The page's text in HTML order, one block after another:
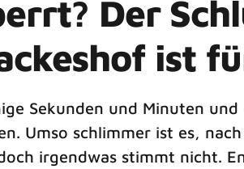
Der
ist
Sekunden und Minuten
Umso schlimmer ist es,
irgendwas stimmt nicht.